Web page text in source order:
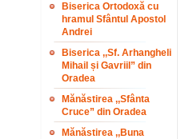
Biserica Ortodoxă cu
hramul Sfântul Apostol
Andrei
Biserica ,,Sf. Arhangheli
Mihail și Gavriil” din
Oradea
Mănăstirea ,,Sfânta
Cruce” din Oradea
Mănăstirea ,,Buna